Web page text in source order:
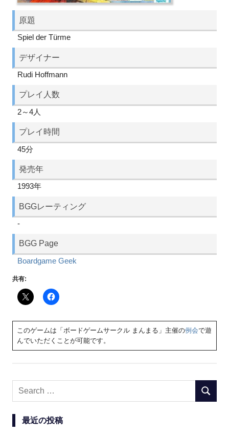
原題
Spiel der Türme
デザイナー
Rudi Hoffmann
プレイ人数
2～4人
プレイ時間
45分
発売年
1993年
BGGレーティング
-
BGG Page
Boardgame Geek
共有:
このゲームは「ボードゲームサークル まんまる」主催の例会で遊
んでいただくことが可能です。
Search
最近の投稿